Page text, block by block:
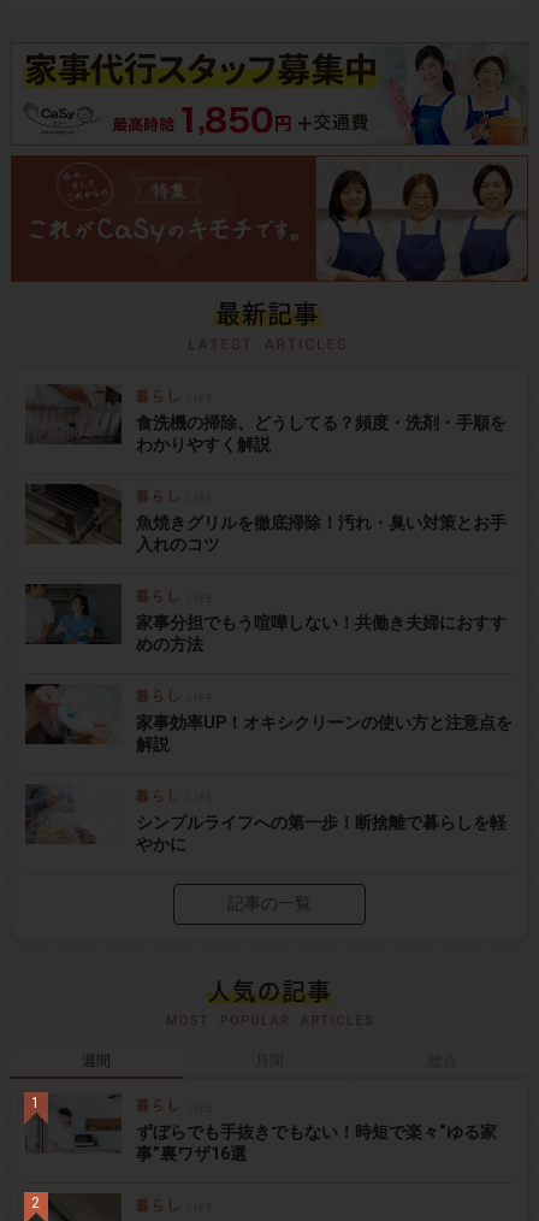
食洗機の掃除、どうしてる？頻度・洗剤・手順を
わかりやすく解説
魚焼きグリルを徹底掃除！汚れ・臭い対策とお手
入れのコツ
家事分担でもう喧嘩しない！共働き夫婦におすす
めの方法
家事効率UP！オキシクリーンの使い方と注意点を
解説
シンプルライフへの第一歩！断捨離で暮らしを軽
やかに
記事の一覧
週間
ずぼらでも手抜きでもない！時短で楽々“ゆる家
事”裏ワザ16選